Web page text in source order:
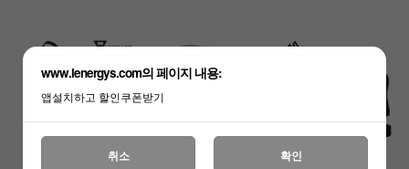
www.lenergys.com의 페이지 내용:
앱설치하고 할인쿠폰받기
취소 확인